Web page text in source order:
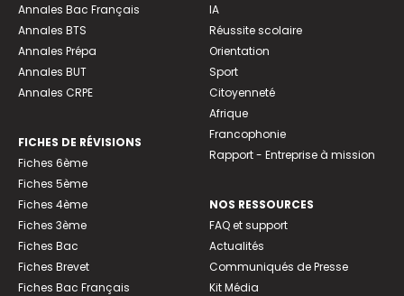
Annales Bac Français
Annales BTS
Annales Prépa
Annales BUT
Annales CRPE
FICHES DE RÉVISIONS
Fiches 6ème
Fiches 5ème
Fiches 4ème
Fiches 3ème
Fiches Bac
Fiches Brevet
Fiches Bac Français
IA
Réussite scolaire
Orientation
Sport
Citoyenneté
Afrique
Francophonie
Rapport - Entreprise à mission
NOS RESSOURCES
FAQ et support
Actualités
Communiqués de Presse
Kit Média